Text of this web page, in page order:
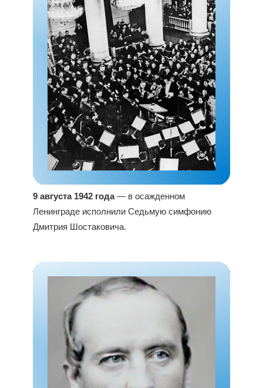
9 августа 1942 года— в осажденном
Ленинграде исполнили Седьмую симфонию
Дмитрия Шостаковича.